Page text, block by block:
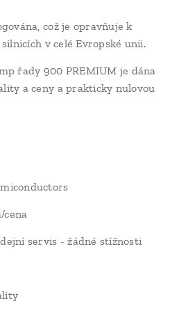
což je opravňuje k
v celé Evropské unii.
řady 900 PREMIUM je dána
a ceny a prakticky nulovou
cena
servis - žádné stížnosti